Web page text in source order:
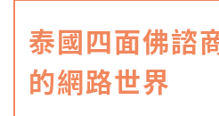
泰國四面佛諮
的網路世界